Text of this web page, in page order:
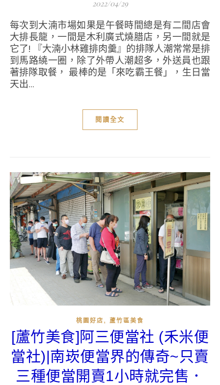
2022/04/29
每次到大湳市場如果是午餐時間總是有二間店會
大排長龍，一間是木利廣式燒腊店，另一間就是
它了! 『大湳小林雞排肉羹』的排隊人潮常常是排
到馬路繞一圈，除了外帶人潮超多，外送員也跟
著排隊取餐， 最棒的是「來吃霸王餐」，生日當
天出...
閱讀全文
桃園好店 , 蘆竹區美食
[蘆竹美食]阿三便當社 (禾米便
當社)|南崁便當界的傳奇~只賣
三種便當開賣1小時就完售．